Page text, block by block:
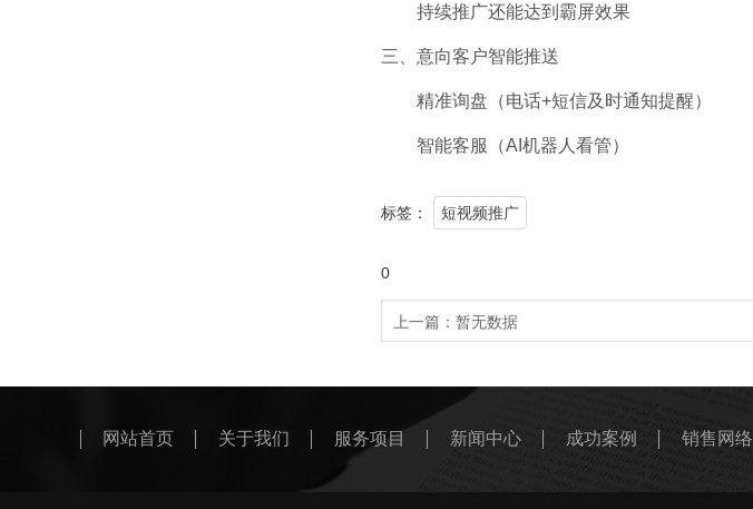
持续推广还能达到霸屏效果
三、意向客户智能推送
精准询盘（电话+短信及时通知提醒）
智能客服（AI机器人看管）
标签： 短视频推广
0
上一篇： 暂无数据
网站首页 关于我们 服务项目 新闻中心 成功案例 销售网络